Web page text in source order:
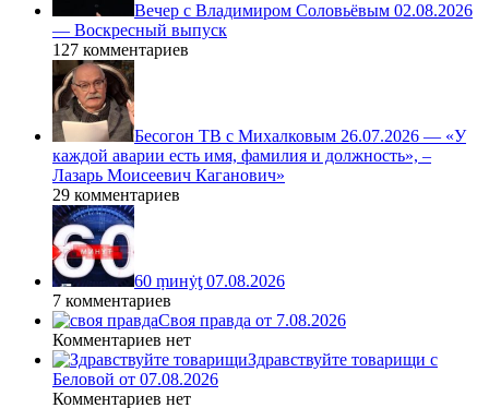
Вечер с Владимиром Соловьёвым 02.08.2026
— Воскресный выпуск
127 комментариев
Бесогон ТВ с Михалковым 26.07.2026 — «У
каждой аварии есть имя, фамилия и должность», –
Лазарь Моисеевич Каганович»
29 комментариев
60 ṃинẏƫ 07.08.2026
7 комментариев
Своя правда от 7.08.2026
Комментариев нет
Здравствуйте товарищи с
Беловой от 07.08.2026
Комментариев нет